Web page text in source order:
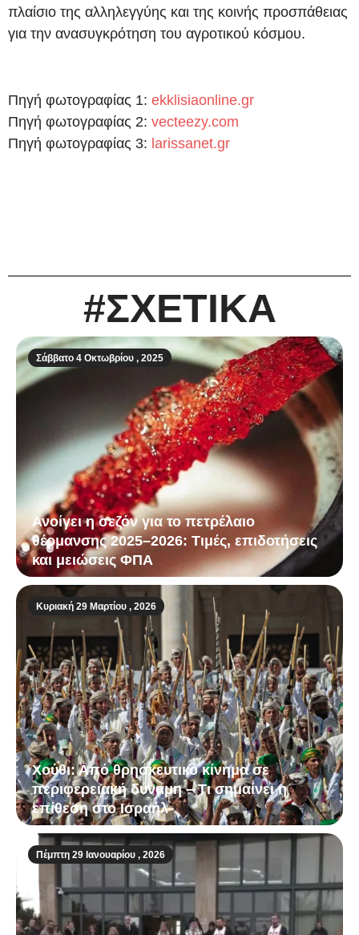
πλαίσιο της αλληλεγγύης και της κοινής προσπάθειας
για την ανασυγκρότηση του αγροτικού κόσμου.
Πηγή φωτογραφίας 1: ekklisiaonline.gr
Πηγή φωτογραφίας 2: vecteezy.com
Πηγή φωτογραφίας 3: larissanet.gr
#ΣΧΕΤΙΚΑ
Σάββατο 4 Οκτωβρίου , 2025
Ανοίγει η σεζόν για το πετρέλαιο
θέρμανσης 2025–2026: Τιμές, επιδοτήσεις
και μειώσεις ΦΠΑ
Κυριακή 29 Μαρτίου , 2026
Χούθι: Από θρησκευτικό κίνημα σε
περιφερειακή δύναμη – Τι σημαίνει η
επίθεση στο Ισραήλ
Πέμπτη 29 Ιανουαρίου , 2026